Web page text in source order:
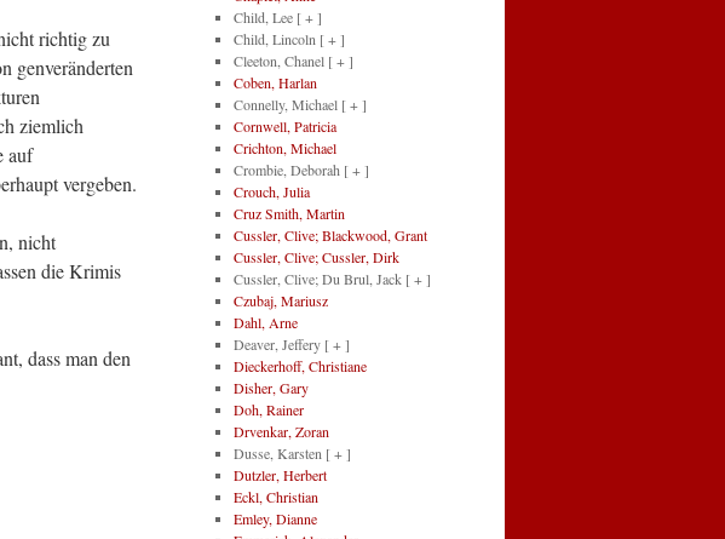
richtig zu
genveränderten
ziemlich
auf
vergeben.
nicht
die Krimis
dass man den
Child, Lee [ + ]
Child, Lincoln [ + ]
Cleeton, Chanel [ + ]
Coben, Harlan
Connelly, Michael [ + ]
Cornwell, Patricia
Crichton, Michael
Crombie, Deborah [ + ]
Crouch, Julia
Cruz Smith, Martin
Cussler, Clive; Blackwood, Grant
Cussler, Clive; Cussler, Dirk
Cussler, Clive; Du Brul, Jack [ + ]
Czubaj, Mariusz
Dahl, Arne
Deaver, Jeffery [ + ]
Dieckerhoff, Christiane
Disher, Gary
Doh, Rainer
Drvenkar, Zoran
Dusse, Karsten [ + ]
Dutzler, Herbert
Eckl, Christian
Emley, Dianne